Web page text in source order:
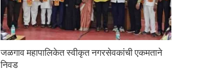
जळगाव महापालिकेत स्वीकृत नगरसेवकांची एकमताने
निवड